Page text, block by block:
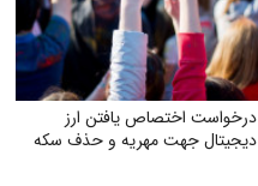
درخواست اختصاص یافتن ارز
دیجیتال جهت مهریه و حذف سکه